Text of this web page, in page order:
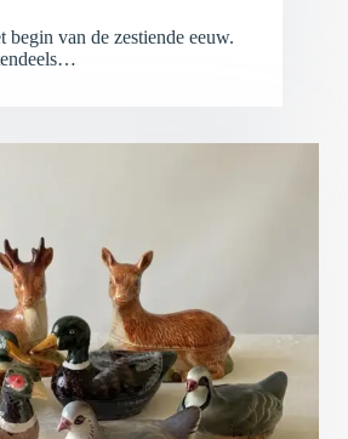
begin van de zestiende eeuw.